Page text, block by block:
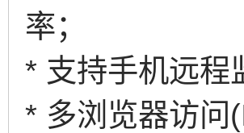
率；
* 支持手机远程
* 多浏览器访问